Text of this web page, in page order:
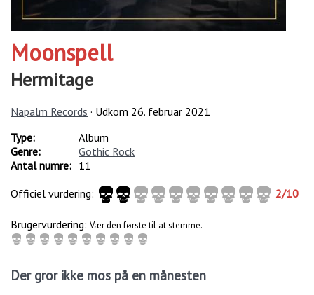
Moonspell
Hermitage
Napalm Records · Udkom 26. februar 2021
Type:
Album
Genre:
Gothic Rock
Antal numre: 11
Officiel vurdering:
2/10
Brugervurdering: Vær den første til at stemme.
Der gror ikke mos på en månesten